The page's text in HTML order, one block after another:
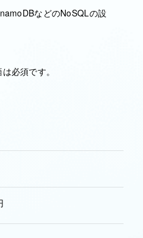
などのNoSQLの設
必須です。